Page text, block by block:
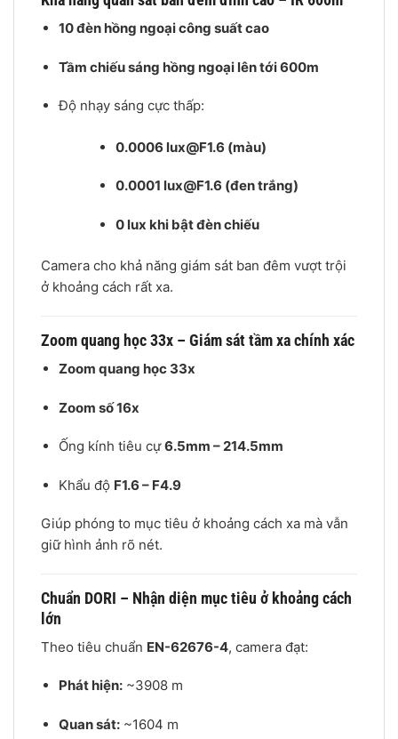
10 đèn hồng ngoại công suất cao
Tầm chiếu sáng hồng ngoại lên tới 600m
Độ nhạy sáng cực thấp:
0.0006 lux@F1.6 (màu)
0.0001 lux@F1.6 (đen trắng)
0 lux khi bật đèn chiếu
Camera cho khả năng giám sát ban đêm vượt trội
ở khoảng cách rất xa.
Zoom quang học 33x – Giám sát tầm xa chính xác
Zoom quang học 33x
Zoom số 16x
Ống kính tiêu cự6.5mm – 214.5mm
Khẩu độ F1.6 – F4.9
Giúp phóng to mục tiêu ở khoảng cách xa mà vẫn
giữ hình ảnh rõ nét.
Chuẩn DORI – Nhận diện mục tiêu ở khoảng cách
lớn
Theo tiêu chuẩn EN-62676-4, camera đạt:
Phát hiện:~3908 m
Quan sát:~1604 m